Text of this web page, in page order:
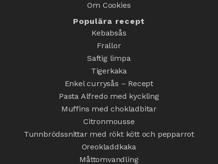
Om Cookies
Populära recept
Kebabsås
Frallor
Saftig limpa
Tigerkaka
Enkel currysås – Recept
Pasta Alfredo med kyckling
Muffins med chokladbitar
Citronmousse
Tunnbrödssnittar med rökt kött och pepparrot
Oreokladdkaka
Måttomvandling